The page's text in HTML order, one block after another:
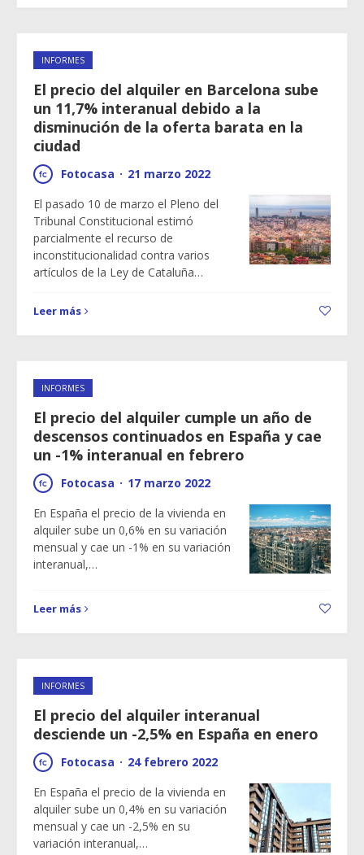
INFORMES
El precio del alquiler en Barcelona sube
un 11,7% interanual debido a la
disminución de la oferta barata en la
ciudad
Fotocasa · 21 marzo 2022
El pasado 10 de marzo el Pleno del
Tribunal Constitucional estimó
parcialmente el recurso de
inconstitucionalidad contra varios
artículos de la Ley de Cataluña…
Leer más
INFORMES
El precio del alquiler cumple un año de
descensos continuados en España y cae
un -1% interanual en febrero
Fotocasa · 17 marzo 2022
En España el precio de la vivienda en
alquiler sube un 0,6% en su variación
mensual y cae un -1% en su variación
interanual,…
Leer más
INFORMES
El precio del alquiler interanual
desciende un -2,5% en España en enero
Fotocasa · 24 febrero 2022
En España el precio de la vivienda en
alquiler sube un 0,4% en su variación
mensual y cae un -2,5% en su
variación interanual,…